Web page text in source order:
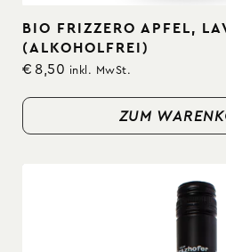
ZUM
ZUM
BIO FRIZZERO APFEL,
(ALKOHOLFREI)
€ 8,50 inkl. MwSt.